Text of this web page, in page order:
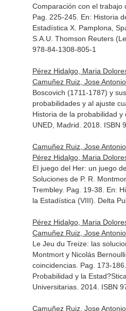
Comparación con el trabajo
Pag. 225-245. En: Historia
Estadística X. Pamplona,
S.A.U. Thomson Reuters
978-84-1308-805-1
Pérez Hidalgo, Maria
Camuñez Ruiz, Jose
Boscovich (1711-1787) y
probabilidades y al ajuste
Historia de la probabilidad y
UNED, Madrid. 2018. ISBN
Camuñez Ruiz, Jose
Pérez Hidalgo, Maria
El juego del Her: un juego
Soluciones de P. R.
Trembley. Pag. 19-38. En:
la Estadística (VIII) . Delta
Pérez Hidalgo, Maria
Camuñez Ruiz, Jose
Le Jeu du Treize: las
Montmort y Nicolás
coincidencias. Pag. 173-186.
Probabilidad y la
Universitarias. 2014. ISBN
Camuñez Ruiz, Jose